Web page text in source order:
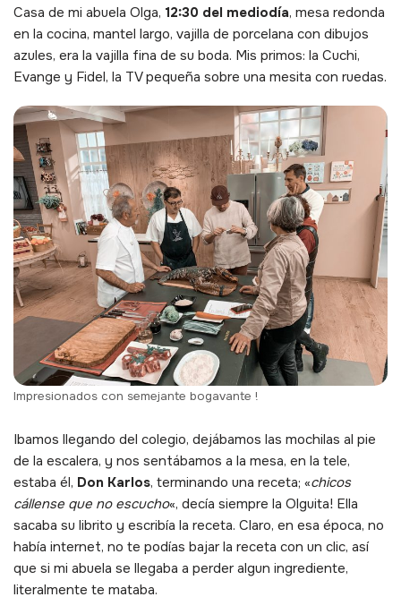
Casa de mi abuela Olga, 12:30 del mediodía, mesa redonda
en la cocina, mantel largo, vajilla de porcelana con dibujos
azules, era la vajilla fina de su boda. Mis primos: la Cuchi,
Evange y Fidel, la TV pequeña sobre una mesita con ruedas.
Impresionados con semejante bogavante !
Ibamos llegando del colegio, dejábamos las mochilas al pie
de la escalera, y nos sentábamos a la mesa, en la tele,
estaba él, Don Karlos, terminando una receta; «chicos
cállense que no escucho«, decía siempre la Olguita! Ella
sacaba su librito y escribía la receta. Claro, en esa época, no
había internet, no te podías bajar la receta con un clic, así
que si mi abuela se llegaba a perder algun ingrediente,
literalmente te mataba.